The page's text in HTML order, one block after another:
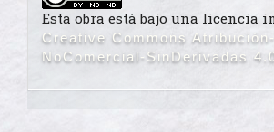
Esta obra está bajo una licencia
Creative Commons Atribución-
NoComercial-SinDerivadas